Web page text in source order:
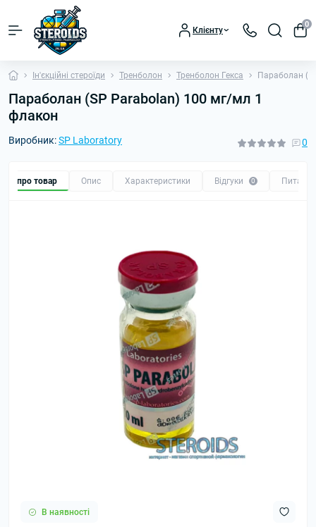
Клієнту
0
Ін'єкційні стероїди Тренболон Тренболон Гекса Параболан
Параболан (SP Parabolan) 100 мг/мл 1
флакон
Виробник:SP Laboratory 0
Все про товар Опис Характеристики Відгуки 0 Питання
В наявності